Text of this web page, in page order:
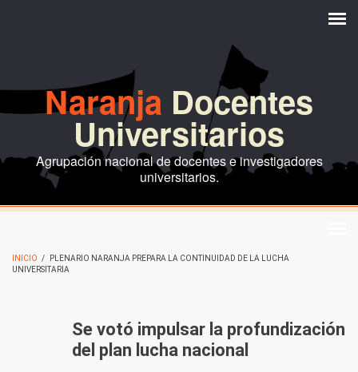
Naranja Docentes
Universitarios
Agrupación nacional de docentes e investigadores
universitarios.
INICIO /
PLENARIO NARANJA PREPARA LA CONTINUIDAD DE LA LUCHA
UNIVERSITARIA
Se votó impulsar la profundización
del plan lucha nacional